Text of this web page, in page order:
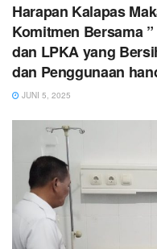
Harapan Kalapas
Komitmen Bersama
dan LPKA yang
dan Penggunaan
JUNI 5, 2025